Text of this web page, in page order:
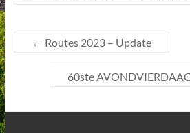
← Routes 2023 – Update
60ste